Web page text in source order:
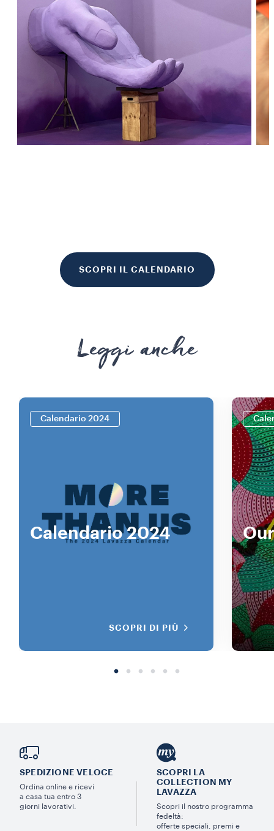
SCOPRI IL CALENDARIO
Leggi anche
Calendario 2024
Calendario 2024
SCOPRI DI PIÙ
SPEDIZIONE VELOCE
Ordina online e ricevi
a casa tua entro 3
giorni lavorativi.
SCOPRI LA
COLLECTION MY
LAVAZZA
Scopri il nostro programma
fedeltà:
offerte speciali, premi e